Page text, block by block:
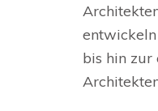
bis hin zur